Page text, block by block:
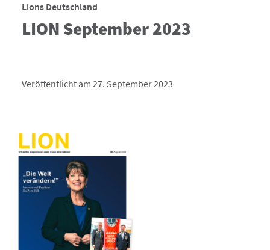
Lions Deutschland
LION September 2023
Veröffentlicht am 27. September 2023